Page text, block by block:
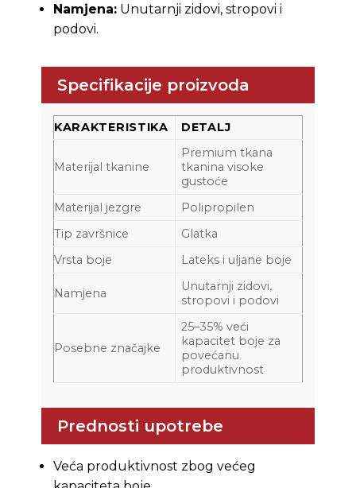
Namjena:Unutarnji zidovi, stropovi i
podovi.
Specifikacije proizvoda
KARAKTERISTIKA DETALJ
Materijal tkanine
Premium tkana
tkanina visoke
gustoće
Materijal jezgre
Polipropilen
Tip završnice
Glatka
Vrsta boje
Lateks i uljane boje
Namjena
Unutarnji zidovi,
stropovi i podovi
Posebne značajke
25–35% veći
kapacitet boje za
povećanu
produktivnost
Prednosti upotrebe
Veća produktivnost zbog većeg